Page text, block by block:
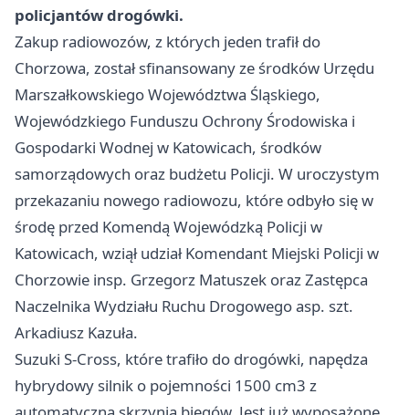
policjantów drogówki.
Zakup radiowozów, z których jeden trafił do
Chorzowa, został sfinansowany ze środków Urzędu
Marszałkowskiego Województwa Śląskiego,
Wojewódzkiego Funduszu Ochrony Środowiska i
Gospodarki Wodnej w Katowicach, środków
samorządowych oraz budżetu Policji. W uroczystym
przekazaniu nowego radiowozu, które odbyło się w
środę przed Komendą Wojewódzką Policji w
Katowicach, wziął udział Komendant Miejski Policji w
Chorzowie insp. Grzegorz Matuszek oraz Zastępca
Naczelnika Wydziału Ruchu Drogowego asp. szt.
Arkadiusz Kazuła.
Suzuki S-Cross, które trafiło do drogówki, napędza
hybrydowy silnik o pojemności 1500 cm3 z